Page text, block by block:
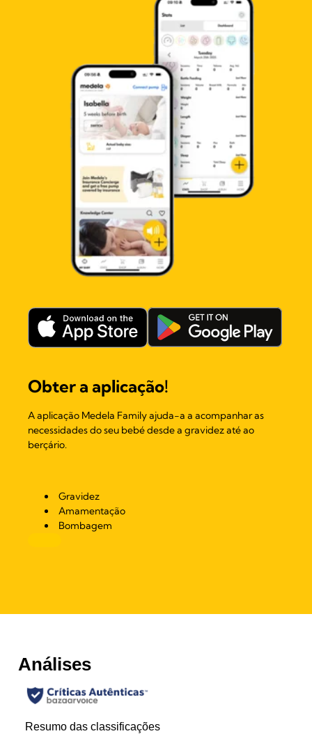
Obter a aplicação!
A aplicação Medela Family ajuda-a a acompanhar as
necessidades do seu bebé desde a gravidez até ao
berçário.
Gravidez
Amamentação
Bombagem